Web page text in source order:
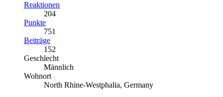
Reaktionen
204
Punkte
751
Beiträge
152
Geschlecht
Männlich
Wohnort
North Rhine-Westphalia, Germany